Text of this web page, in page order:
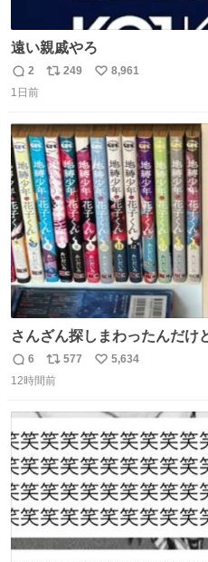
遠い親戚やろ
返
信
2
リ
ト
数
249
い
数
8,961
1日前
さんざん探しまわったんだけど なにくわぬ顔で横から
てた
返
信
6
リ
ポ
数
577
い
5,634
12時間前